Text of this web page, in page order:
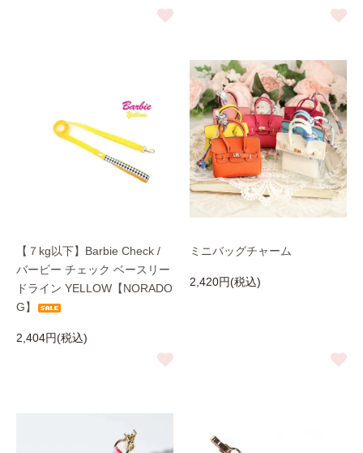
【７kg以下】Barbie Check /
バービー チェック ベースリー
ドライン YELLOW【NORADO
G】
2,404円(税込)
ミニバッグチャーム
2,420円(税込)